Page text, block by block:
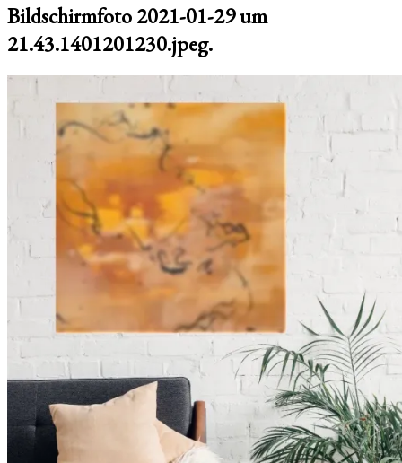
Bildschirmfoto 2021-01-29 um
21.43.1401201230.jpeg.